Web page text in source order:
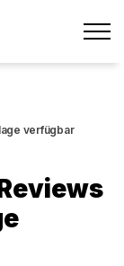
verfügbar